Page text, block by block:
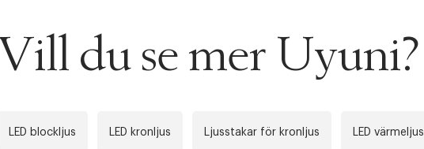
Vill du se mer Uyuni?
LED blockljus LED kronljus Ljusstakar för kronljus LED värmeljus
LÄGG TILL NY ÖNSKAN
PRODUKTEN HITTADES TYVÄRR INTE